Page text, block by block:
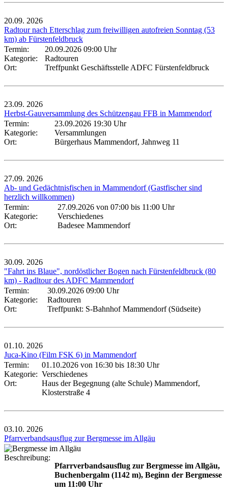
20.09. 2026
Radtour nach Etterschlag zum freiwilligen autofreien Sonntag (53
km) ab Fürstenfeldbruck
Termin:
20.09.2026 09:00 Uhr
Kategorie:
Radtouren
Ort:
Treffpunkt Geschäftsstelle ADFC Fürstenfeldbruck
23.09. 2026
Herbst-Gauversammlung des Schützengau FFB in Mammendorf
Termin:
23.09.2026 19:30 Uhr
Kategorie:
Versammlungen
Ort:
Bürgerhaus Mammendorf, Jahnweg 11
27.09. 2026
Ab- und Gedächtnisfischen in Mammendorf (Gastfischer sind
herzlich willkommen)
Termin:
27.09.2026 von 07:00 bis 11:00 Uhr
Kategorie:
Verschiedenes
Ort:
Badesee Mammendorf
30.09. 2026
"Fahrt ins Blaue", nordöstlicher Bogen nach Fürstenfeldbruck (80
km) - Radltour des ADFC Mammendorf
Termin:
30.09.2026 09:00 Uhr
Kategorie:
Radtouren
Ort:
Treffpunkt: S-Bahnhof Mammendorf (Südseite)
01.10. 2026
Juca-Kino (Film FSK 6) in Mammendorf
Termin:
01.10.2026 von 16:30 bis 18:30 Uhr
Kategorie: Verschiedenes
Ort:
Haus der Begegnung (alte Schule) Mammendorf,
Klosterstraße 4
03.10. 2026
Pfarrverbandsausflug zur Bergmesse im Allgäu
Beschreibung:
Pfarrverbandsausflug zur Bergmesse im Allgäu,
Buchenbergalm (1142 m), Beginn der Bergmesse
um 11:00 Uhr